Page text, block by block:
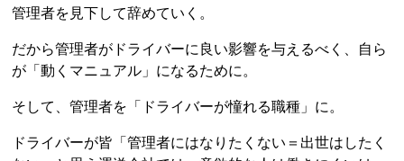
管理者を見下して辞めていく。
だから管理者がドライバーに良い影響を与えるべく、自ら
が「動くマニュアル」になるために。
そして、管理者を「ドライバーが憧れる職種」に。
ドライバーが皆「管理者にはなりたくない＝出世はしたく